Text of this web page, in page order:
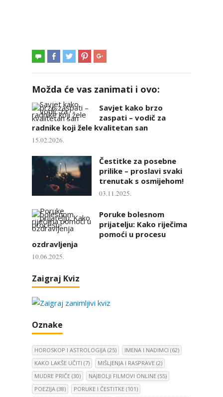
Možda će vas zanimati i ovo:
Savjet kako brzo
zaspati – vodič za
radnike koji žele kvalitetan san
15.02.2026.
Čestitke za posebne
prilike – proslavi svaki
trenutak s osmijehom!
03.11.2025.
Poruke bolesnom
prijatelju: Kako riječima
pomoći u procesu
ozdravljenja
10.06.2025.
Zaigraj Kviz
Oznake
HOROSKOP I ASTROLOGIJA (25) IMENA I NADIMCI (62)
KAKO LAKŠE UČITI (7) MIŠLJENJA I RASPRAVE (2)
MUDRE PRIČE (30) NAJBOLJI FILMOVI ONLINE (55)
POEZIJA (38) PORUKE I ČESTITKE (101)